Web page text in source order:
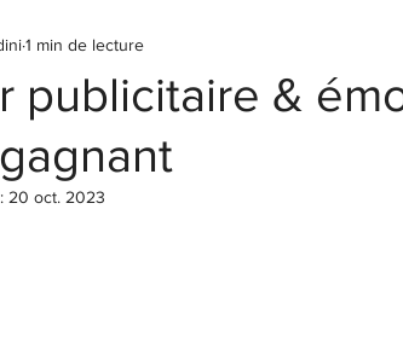
Créer sa Marque d'enseigne
publicitaire &
1 min de lecture
20 oct. 2023